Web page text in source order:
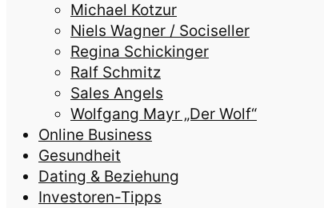
Michael Kotzur
Niels Wagner / Sociseller
Regina Schickinger
Ralf Schmitz
Sales Angels
Wolfgang Mayr „Der Wolf“
Online Business
Gesundheit
Dating & Beziehung
Investoren-Tipps